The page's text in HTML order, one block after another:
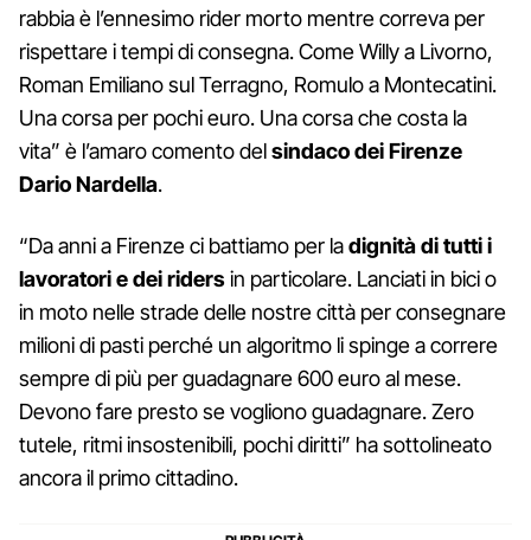
rabbia è l’ennesimo rider morto mentre correva per
rispettare i tempi di consegna. Come Willy a Livorno,
Roman Emiliano sul Terragno, Romulo a Montecatini.
Una corsa per pochi euro. Una corsa che costa la
vita” è l’amaro comento delsindaco dei Firenze
Dario Nardella.
“Da anni a Firenze ci battiamo per ladignità di tutti i
lavoratori e dei ridersin particolare. Lanciati in bici o
in moto nelle strade delle nostre città per consegnare
milioni di pasti perché un algoritmo li spinge a correre
sempre di più per guadagnare 600 euro al mese.
Devono fare presto se vogliono guadagnare. Zero
tutele, ritmi insostenibili, pochi diritti” ha sottolineato
ancora il primo cittadino.